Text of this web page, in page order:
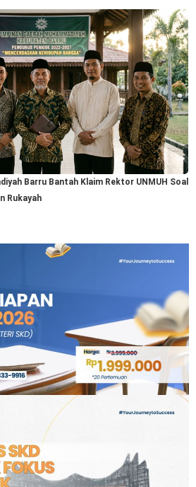
Barru Bantah Klaim Rektor UNMUH Soal
Rukayah